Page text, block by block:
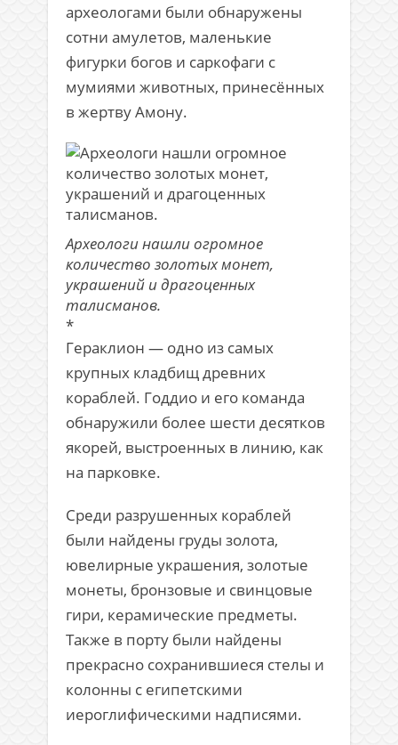
археологами были обнаружены
сотни амулетов, маленькие
фигурки богов и саркофаги с
мумиями животных, принесённых
в жертву Амону.
Археологи нашли огромное
количество золотых монет,
украшений и драгоценных
талисманов.
*
Гераклион — одно из самых
крупных кладбищ древних
кораблей. Годдио и его команда
обнаружили более шести десятков
якорей, выстроенных в линию, как
на парковке.
Среди разрушенных кораблей
были найдены груды золота,
ювелирные украшения, золотые
монеты, бронзовые и свинцовые
гири, керамические предметы.
Также в порту были найдены
прекрасно сохранившиеся стелы и
колонны с египетскими
иероглифическими надписями.